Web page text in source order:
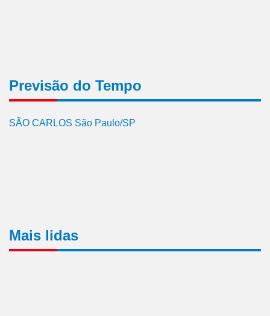
Previsão do Tempo
SÃO CARLOS São Paulo/SP
Mais lidas